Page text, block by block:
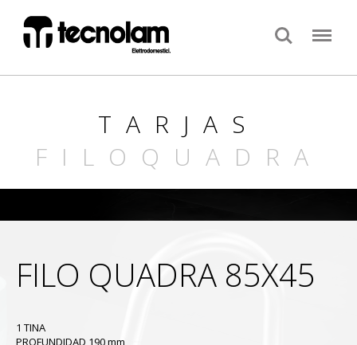
Search Menu
TARJAS
FILOQUADRA
FILO QUADRA 85X45
1 TINA
PROFUNDIDAD 190 mm